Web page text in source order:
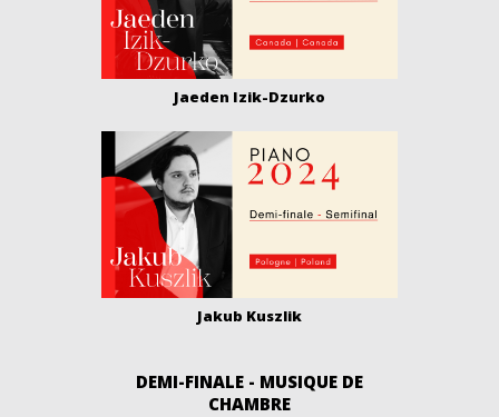
Jaeden Izik-Dzurko
Jakub Kuszlik
DEMI-FINALE - MUSIQUE DE
CHAMBRE